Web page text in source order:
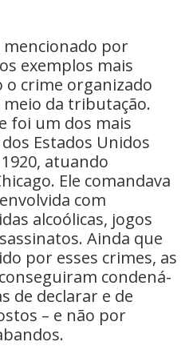
mencionado por
exemplos mais
o crime organizado
da tributação.
foi um dos mais
Estados Unidos
atuando
Ele comandava
com
alcoólicas, jogos
Ainda que
por esses crimes, as
condená-
de declarar e de
– e não por